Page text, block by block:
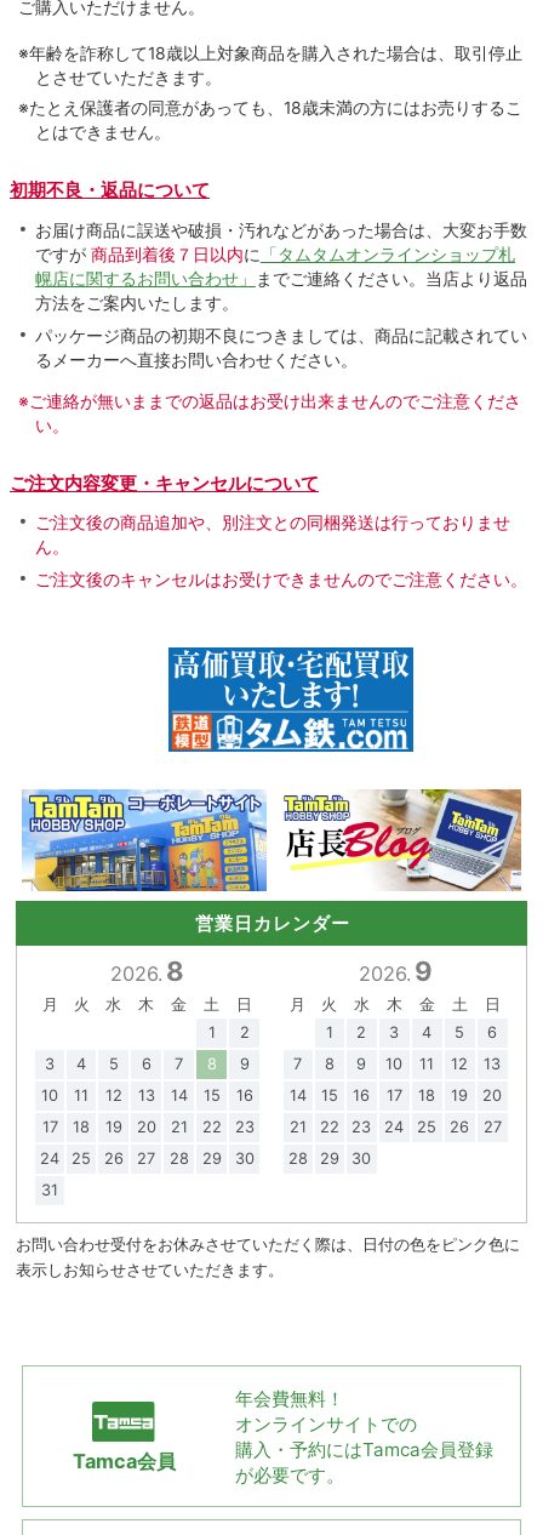
ご購入いただけません。
※年齢を詐称して18歳以上対象商品を購入された場合は、取引停止
とさせていただきます。
※たとえ保護者の同意があっても、18歳未満の方にはお売りするこ
とはできません。
初期不良・返品について
お届け商品に誤送や破損・汚れなどがあった場合は、大変お手数
ですが 商品到着後７日以内に 「タムタムオンラインショップ札
幌店に関するお問い合わせ」
までご連絡ください。当店より返品
方法をご案内いたします。
パッケージ商品の初期不良につきましては、商品に記載されてい
るメーカーへ直接お問い合わせください。
※ご連絡が無いままでの返品はお受け出来ませんのでご注意くださ
い。
ご注文内容変更・キャンセルについて
ご注文後の商品追加や、別注文との同梱発送は行っておりませ
ん。
ご注文後のキャンセルはお受けできませんのでご注意ください。
営業日カレンダー
2026. 8
月 火 水 木 金 土
日
1
2
3
4 5 6 7 8
9
10
11 12 13 14 15
16
17
18 19 20 21 22
23
24
25 26 27 28 29
30
31
2026. 9
月 火 水 木 金 土
日
1
2 3 4 5
6
7
8 9 10 11 12
13
14
15 16 17 18 19
20
21
22 23 24 25 26
27
28
29 30
お問い合わせ受付をお休みさせていただく際は、日付の色をピンク色に
表示しお知らせさせていただきます。
Tamca会員
年会費無料！
オンラインサイトでの
購入・予約にはTamca会員登録
が必要です。